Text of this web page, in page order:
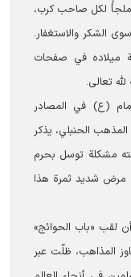
ملجأً لكل صاحب كرب،
الشكر والاستغفار.
ميلاده في صفحات
تعالى.
(ع) في المصادر
الحنبلي، يذكر
مشكلة توسل بحرم
مرض شديد ثمرة هذا
أن لقب «باب الحوائج»
المذاهب، ظلّت عبر